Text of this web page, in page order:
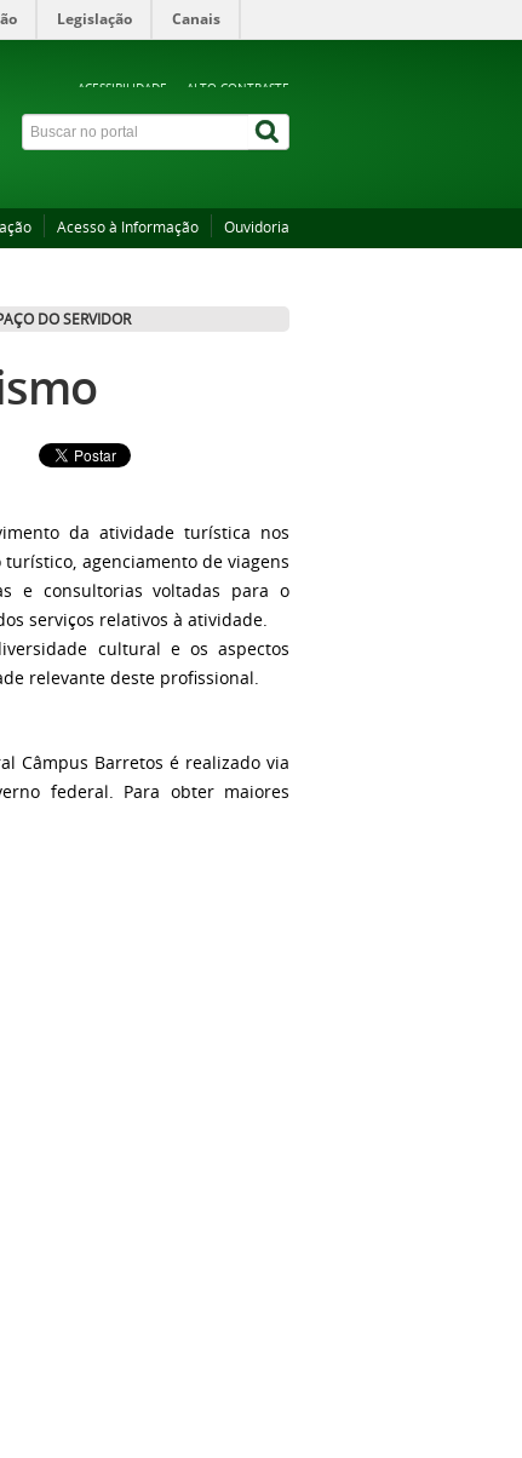
Legislação Canais
ACESSIBILIDADE ALTO CONTRASTE
Acesso à Informação Ouvidoria
DO SERVIDOR
da atividade turística nos
agenciamento de viagens
e consultorias voltadas para o
serviços relativos à atividade.
cultural e os aspectos
relevante deste profissional.
Câmpus Barretos é realizado via
federal. Para obter maiores